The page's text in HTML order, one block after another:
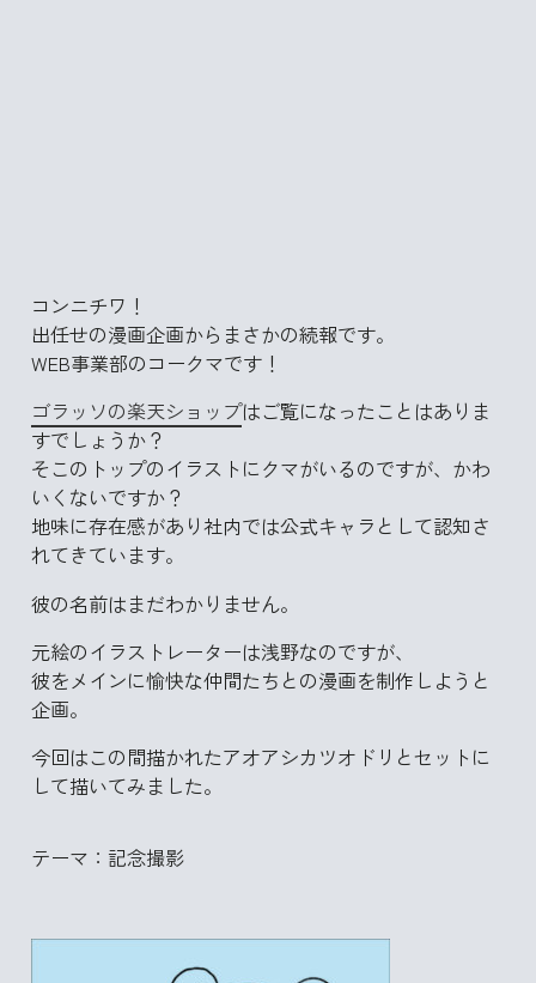
コンニチワ！
出任せの漫画企画からまさかの続報です。
WEB事業部のコークマです！
ゴラッソの楽天ショップはご覧になったことはありま
すでしょうか？
そこのトップのイラストにクマがいるのですが、かわ
いくないですか？
地味に存在感があり社内では公式キャラとして認知さ
れてきています。
彼の名前はまだわかりません。
元絵のイラストレーターは浅野なのですが、
彼をメインに愉快な仲間たちとの漫画を制作しようと
企画。
今回はこの間描かれたアオアシカツオドリとセットに
して描いてみました。
テーマ：記念撮影